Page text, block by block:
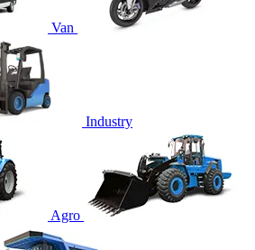
Van
Industry
Agro